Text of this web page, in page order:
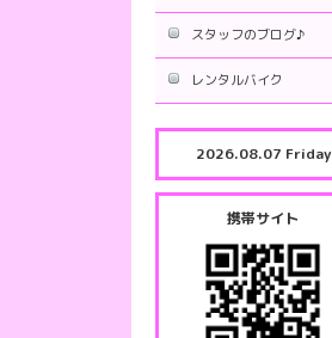
スタッフのブログ♪
レンタルバイク
2026.08.07 Friday
携帯サイト